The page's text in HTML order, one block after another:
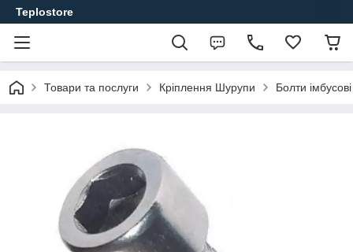
Teplostore
Товари та послуги Кріплення Шурупи Болти